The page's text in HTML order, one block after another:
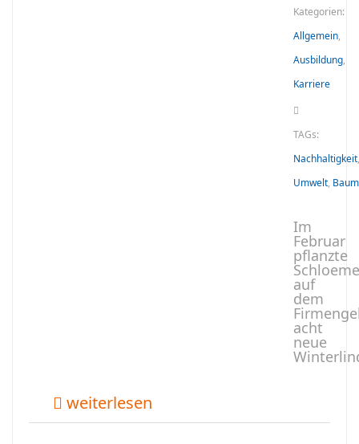
Kategorien:
Allgemein,
Ausbildung,
Karriere
TAGs:
Nachhaltigkeit,
Umwelt, Baum
Im
Februar
pflanzte
auf
dem
acht
neue
weiterlesen